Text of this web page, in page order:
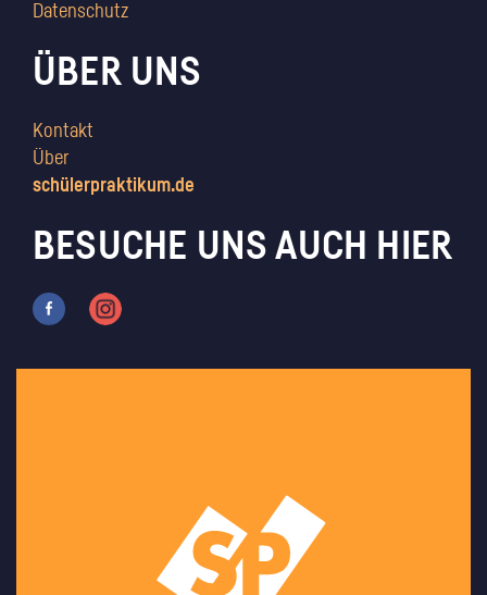
Datenschutz
ÜBER UNS
Kontakt
Über
schülerpraktikum.de
BESUCHE UNS AUCH HIER